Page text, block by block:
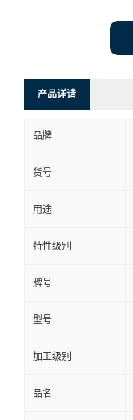
系
言
产品详请
品牌
货号
用途
特性级别
牌号
型号
加工级别
品名